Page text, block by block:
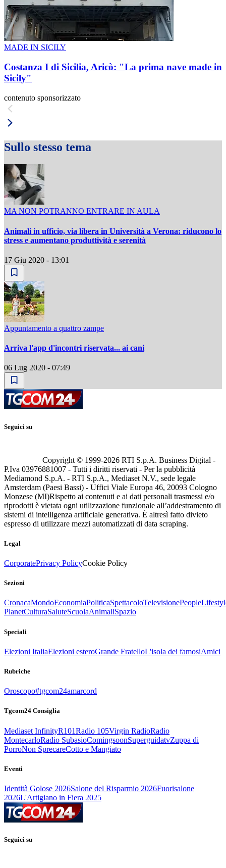
MADE IN SICILY
Costanza I di Sicilia, Aricò: "La prima nave made in
Sicily"
contenuto sponsorizzato
Sullo stesso tema
MA NON POTRANNO ENTRARE IN AULA
Animali in ufficio, via libera in Università a Verona: riducono lo
stress e aumentano produttività e serenità
17 Giu 2020 - 13:01
Appuntamento a quattro zampe
Arriva l'app d'incontri riservata... ai cani
06 Lug 2020 - 07:49
Seguici su
Copyright © 1999-2026 RTI S.p.A. Business Digital -
P.Iva 03976881007 - Tutti i diritti riservati - Per la pubblicità
Mediamond S.p.A. - RTI S.p.A., Mediaset N.V., sede legale
Amsterdam (Paesi Bassi) - Uffici Viale Europa 46, 20093 Cologno
Monzese (MI)Rispetto ai contenuti e ai dati personali trasmessi e/o
riprodotti è vietata ogni utilizzazione funzionale all’addestramento di
sistemi di intelligenza artificiale generativa. È altresì fatto divieto
espresso di utilizzare mezzi automatizzati di data scraping.
Legal
CorporatePrivacy PolicyCookie Policy
Sezioni
CronacaMondoEconomiaPoliticaSpettacoloTelevisionePeople
PlanetCulturaSaluteScuolaAnimaliSpazio
Speciali
Elezioni ItaliaElezioni esteroGrande FratelloL'isola dei famosiAmici
Rubriche
Oroscopo#tgcom24amarcord
Tgcom24 Consiglia
Mediaset InfinityR101Radio 105Virgin RadioRadio
MontecarloRadio SubasioComingsoonSuperguidatvZuppa di
PorroNon SprecareCotto e Mangiato
Eventi
Identità Golose 2026Salone del Risparmio 2026Fuorisalone
2026L'Artigiano in Fiera 2025
Seguici su